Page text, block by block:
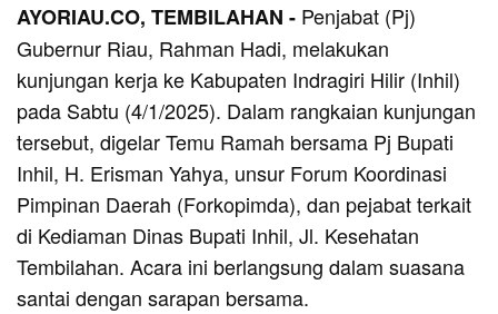
AYORIAU.CO, TEMBILAHAN - Penjabat (Pj)
Gubernur Riau, Rahman Hadi, melakukan
kunjungan kerja ke Kabupaten Indragiri Hilir (Inhil)
pada Sabtu (4/1/2025). Dalam rangkaian kunjungan
tersebut, digelar Temu Ramah bersama Pj Bupati
Inhil, H. Erisman Yahya, unsur Forum Koordinasi
Pimpinan Daerah (Forkopimda), dan pejabat terkait
di Kediaman Dinas Bupati Inhil, Jl. Kesehatan
Tembilahan. Acara ini berlangsung dalam suasana
santai dengan sarapan bersama.